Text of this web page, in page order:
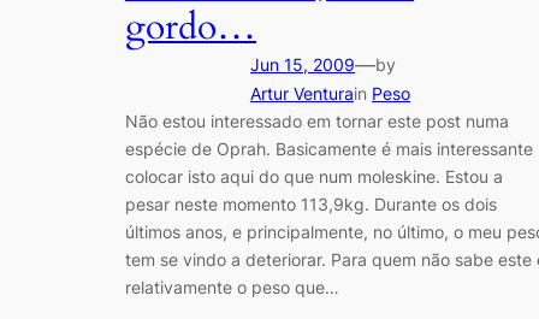
gordo…
Jun 15, 2009—by
Artur Venturain Peso
Não estou interessado em tornar este post numa
espécie de Oprah. Basicamente é mais interessante
colocar isto aqui do que num moleskine. Estou a
pesar neste momento 113,9kg. Durante os dois
últimos anos, e principalmente, no último, o meu
tem se vindo a deteriorar. Para quem não sabe este
relativamente o peso que…